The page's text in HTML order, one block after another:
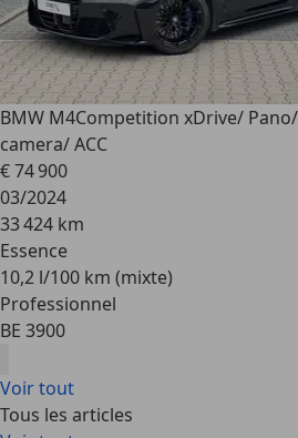
BMW M4Competition xDrive/
camera/ ACC
€ 74 900
03/2024
33 424 km
Essence
10,2 l/100 km (mixte)
Professionnel
BE 3900
Voir tout
Tous les articles